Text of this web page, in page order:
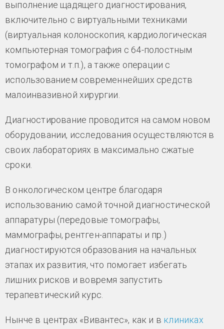
выполнение щадящего диагностирования,
включительно с виртуальными техниками
(виртуальная колоноскопия, кардиологическая
компьютерная томография с 64-полостным
томографом и т.п.), а также операции с
использованием современнейших средств
малоинвазивной хирургии.
Диагностирование проводится на самом новом
оборудовании, исследования осуществляются в
своих лабораториях в максимально сжатые
сроки.
В онкологическом центре благодаря
использованию самой точной диагностической
аппаратуры (передовые томографы,
маммографы, рентген-аппараты и пр.)
диагностируются образования на начальных
этапах их развития, что помогает избегать
лишних рисков и вовремя запустить
терапевтический курс.
Нынче в центрах «Вивантес», как и в клиниках